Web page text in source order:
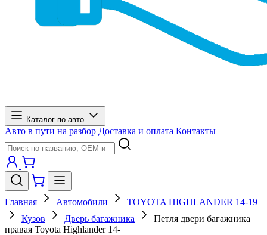
Каталог по авто
Авто в пути на разбор Доставка и оплата Контакты
Главная Автомобили
TOYOTA HIGHLANDER 14-19
Кузов
Дверь багажника
Петля двери багажника
правая Toyota Highlander 14-